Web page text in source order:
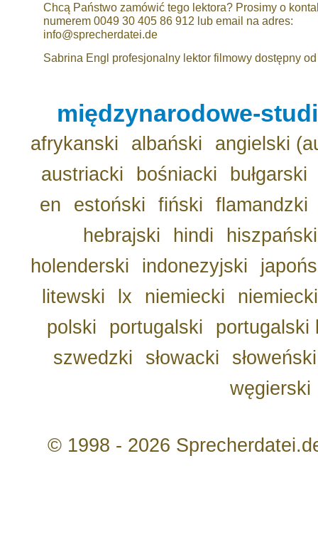
Chcą Państwo zamówić tego lektora? Prosimy o
numerem 0049 30 405 86 912 lub email na adres:
info@sprecherdatei.de
Sabrina Engl profesjonalny lektor filmowy dostępny
międzynarodowe-
afrykanski albański
angielski
austriacki
bośniacki
bułgarski
en
estoński fiński
flamandzki
hebrajski
hindi
hiszpański
holenderski
indonezyjski
litewski
lx niemiecki
polski
portugalski
portugalski
szwedzki
słowacki
słoweński
węgierski
© 1998 - 2026